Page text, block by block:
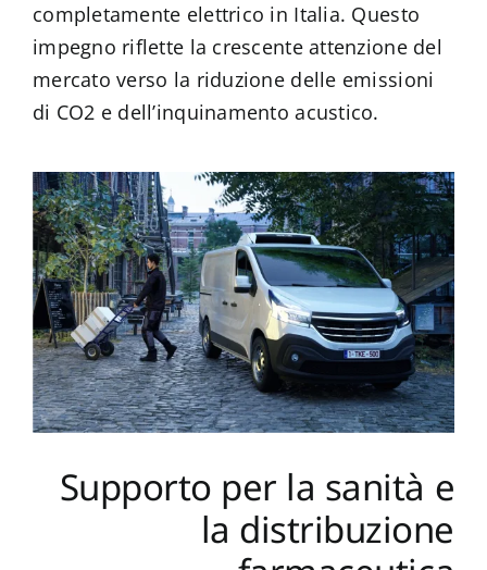
completamente elettrico in Italia. Questo
impegno riflette la crescente attenzione del
mercato verso la riduzione delle emissioni
di CO2 e dell’inquinamento acustico.
Supporto per la sanità e
la distribuzione